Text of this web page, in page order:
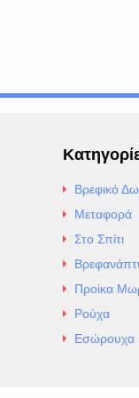
Βρεφικό
Μεταφορά
Στο Σπίτι
Προίκα
Ρούχα
Εσώρουχα